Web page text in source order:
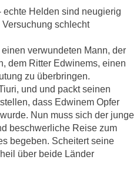
echte Helden sind neugierig
schlecht
verwundeten Mann, der
dem Ritter Edwinems, einen
zu überbringen.
und und packt seinen
dass Edwinem Opfer
Nun muss sich der junge
beschwerliche Reise zum
begeben. Scheitert seine
über beide Länder